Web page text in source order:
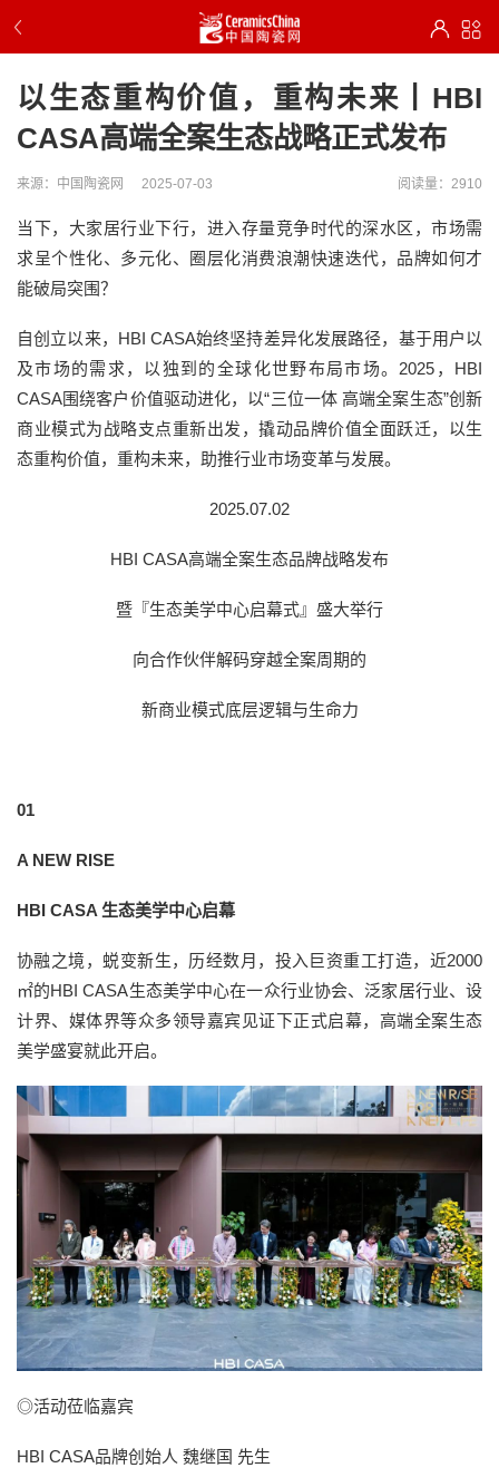
以生态重构价值，重构未来丨HBI
CASA高端全案生态战略正式发布
来源：中国陶瓷网 2025-07-03 阅读量：2910
当下，大家居行业下行，进入存量竞争时代的深水区，市场需
求呈个性化、多元化、圈层化消费浪潮快速迭代，品牌如何才
能破局突围？
自创立以来，HBI CASA始终坚持差异化发展路径，基于用户以
及市场的需求，以独到的全球化世野布局市场。2025，HBI
CASA围绕客户价值驱动进化，以“三位一体 高端全案生态”创新
商业模式为战略支点重新出发，撬动品牌价值全面跃迁，以生
态重构价值，重构未来，助推行业市场变革与发展。
2025.07.02
HBI CASA高端全案生态品牌战略发布
暨『生态美学中心启幕式』盛大举行
向合作伙伴解码穿越全案周期的
新商业模式底层逻辑与生命力
01
A NEW RISE
HBI CASA 生态美学中心启幕
协融之境，蜕变新生，历经数月，投入巨资重工打造，近2000
㎡的HBI CASA生态美学中心在一众行业协会、泛家居行业、设
计界、媒体界等众多领导嘉宾见证下正式启幕，高端全案生态
美学盛宴就此开启。
◎活动莅临嘉宾
HBI CASA品牌创始人 魏继国 先生